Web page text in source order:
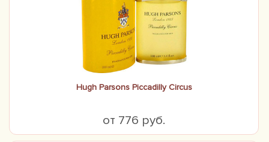
Hugh Parsons Piccadilly Circus
от 776 руб.